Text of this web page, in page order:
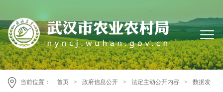
当前位置： 首页 > 政府信息公开 > 法定主动公开内容 > 数据发